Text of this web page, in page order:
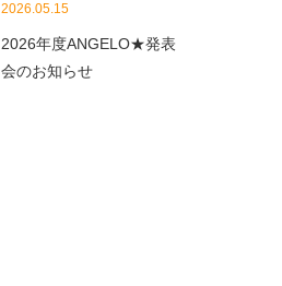
2026.05.15
2026年度ANGELO★発表
会のお知らせ